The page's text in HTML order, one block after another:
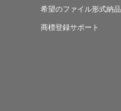
希望のファイル形式納品
商標登録サポート